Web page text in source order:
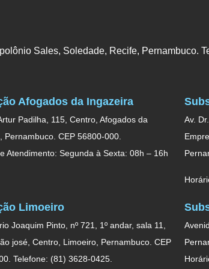
Sales, Soledade, Recife, Pernambuco.
Afogados da Ingazeira
Padilha, 115, Centro, Afogados da
Pernambuco. CEP 56800-000.
Atendimento: Segunda à Sexta: 08h – 16h
Av.
Limoeiro
Joaquim Pinto, nº 721, 1º andar, sala 11,
josé, Centro, Limoeiro, Pernambuco. CEP
Telefone: (81) 3628-0425.